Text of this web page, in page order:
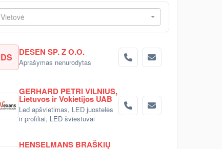
Vietovė
DS DESEN SP. Z O.O.
Aprašymas nenurodytas
GERHARD PETRI VILNIUS,
Lietuvos ir Vokietijos UAB
Led apšvietimas, LED juostelės
ir profiliai, LED šviestuvai
HENSELMANS BRAŠKIŲ